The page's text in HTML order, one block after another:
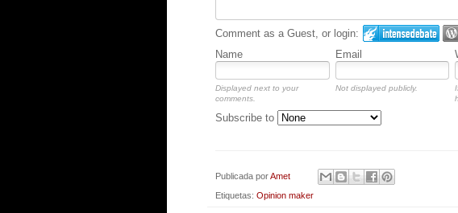
Comment as a Guest, or login:
Name
Email
Displayed next to your
comments.
Not displayed publicly.
Subscribe to
Publicada porAmet
Etiquetas: Opinion maker